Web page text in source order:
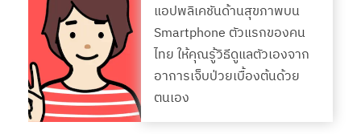
แอปพลิเคชันด้านสุขภาพบน
Smartphone ตัวแรกของคน
ไทย ให้คุณรู้วิธีดูแลตัวเองจาก
อาการเจ็บป่วยเบื้องต้นด้วย
ตนเอง